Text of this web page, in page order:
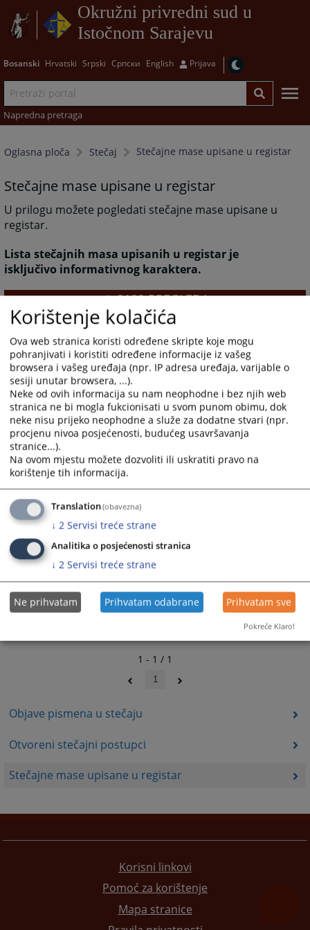
Okružni privredni sud u
Istočnom Sarajevu
Bosanski Hrvatski Srpski Српски English Prijava
Napredna pretraga
Oglasna ploča Stečaj Stečajne mase upisane u registar
Objave pismena u stečaju
Otvoreni stečajni postupci
Stečajne mase upisane u registar
Stečajne mase upisane u registar
U prilogu možete pogledati stečajne mase upisane u
registar.
Lista stečajnih masa upisanih u registar je
isključivo informativnog karaktera.
2183PREGLEDA
Prateći dokumenti
Stečajne mase upisane u registar
1 - 1 / 1
1
Korisni linkovi
Pomoć za korištenje
Mapa stranice
Korištenje kolačića
Ova web stranica koristi određene skripte koje mogu
pohranjivati i koristiti određene informacije iz vašeg
browsera i vašeg uređaja (npr. IP adresa uređaja, varijable o
sesiji unutar browsera, ...).
Neke od ovih informacija su nam neophodne i bez njih web
stranica ne bi mogla fukcionisati u svom punom obimu, dok
neke nisu prijeko neophodne a služe za dodatne stvari (npr.
procjenu nivoa posjećenosti, budućeg usavršavanja
stranice...).
Na ovom mjestu možete dozvoliti ili uskratiti pravo na
korištenje tih informacija.
Translation(obavezna)
↓ 2 Servisi treće strane
Analitika o posjećenosti stranica
↓ 2 Servisi treće strane
Ne prihvatam Prihvatam odabrane Prihvatam sve
Pokreće Klaro!